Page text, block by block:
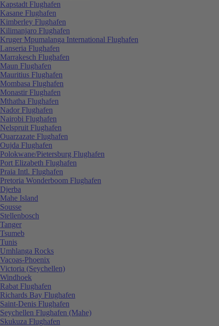
Kapstadt Flughafen
Kasane Flughafen
Kimberley Flughafen
Kilimanjaro Flughafen
Kruger Mpumalanga International Flughafen
Lanseria Flughafen
Marrakesch Flughafen
Maun Flughafen
Mauritius Flughafen
Mombasa Flughafen
Monastir Flughafen
Mthatha Flughafen
Nador Flughafen
Nairobi Flughafen
Nelspruit Flughafen
Ouarzazate Flughafen
Oujda Flughafen
Polokwane/Pietersburg Flughafen
Port Elizabeth Flughafen
Praia Intl. Flughafen
Pretoria Wonderboom Flughafen
Djerba
Mahe Island
Sousse
Stellenbosch
Tanger
Tsumeb
Tunis
Umhlanga Rocks
Vacoas-Phoenix
Victoria (Seychellen)
Windhoek
Rabat Flughafen
Richards Bay Flughafen
Saint-Denis Flughafen
Seychellen Flughafen (Mahe)
Skukuza Flughafen